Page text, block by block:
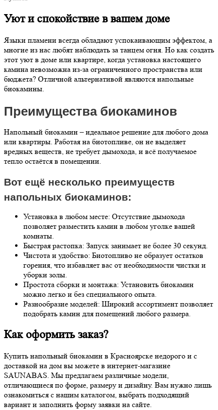
Уют и спокойствие в вашем доме
Языки пламени всегда обладают успокаивающим эффектом, а
многие из нас любят наблюдать за танцем огня. Но как создать
этот уют в доме или квартире, когда установка настоящего
камина невозможна из-за ограниченного пространства или
бюджета? Отличной альтернативой являются напольные
биокамины.
Преимущества биокаминов
Напольный биокамин – идеальное решение для любого дома
или квартиры. Работая на биотопливе, он не выделяет
вредных веществ, не требует дымохода, и всё получаемое
тепло остаётся в помещении.
Вот ещё несколько преимуществ
напольных биокаминов:
Установка в любом месте: Отсутствие дымохода
позволяет разместить камин в любом уголке вашей
комнаты.
Быстрая растопка: Запуск занимает не более 30 секунд.
Чистота и удобство: Биотопливо не образует остатков
горения, что избавляет вас от необходимости чистки и
уборки золы.
Простота сборки и монтажа: Установить биокамин
можно легко и без специального опыта.
Разнообразие моделей: Широкий ассортимент позволяет
подобрать камин для помещений любого размера.
Как оформить заказ?
Купить напольный биокамин в Красноярске недорого и с
доставкой на дом вы можете в интернет-магазине
SAUNABAS. Мы предлагаем различные модели,
отличающиеся по форме, размеру и дизайну. Вам нужно лишь
ознакомиться с нашим каталогом, выбрать подходящий
вариант и заполнить форму заявки на сайте.